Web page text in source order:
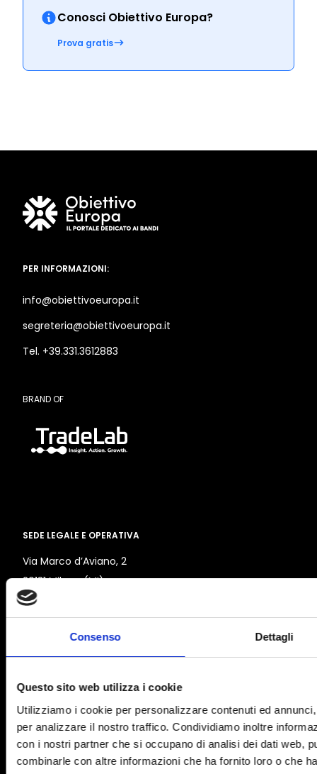
Consenso Dettagli
Questo sito web utilizza i cookie
Utilizziamo i cookie per personalizzare contenuti ed
per analizzare il nostro traffico. Condividiamo inoltre
con i nostri partner che si occupano di analisi dei dati web,
combinarle con altre informazioni che ha fornito loro o che
Conosci Obiettivo Europa?
Prova gratis
PER INFORMAZIONI:
info@obiettivoeuropa.it
segreteria@obiettivoeuropa.it
Tel. +39.331.3612883
BRAND OF
SEDE LEGALE E OPERATIVA
Via Marco d’Aviano, 2
20131 Milano (MI)
OBIETTIVO EUROPA